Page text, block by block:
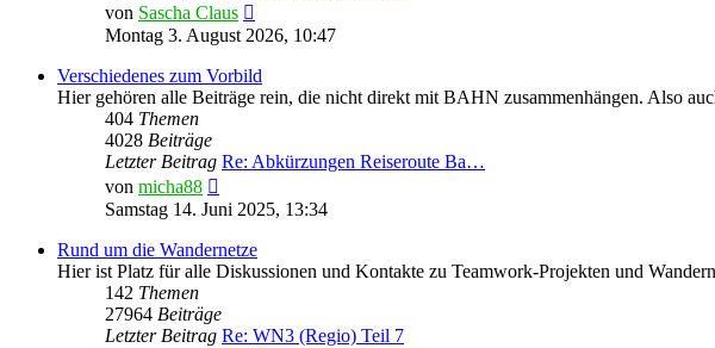
von Sascha Claus
Beitrag
Montag 3. August 2026, 10:47
Verschiedenes zum Vorbild
Hier gehören alle Beiträge rein, die nicht direkt mit BAHN zusammenhängen. Also
404 Themen
4028 Beiträge
Letzter Beitrag Re: Abkürzungen Reiseroute Ba…
von micha88
Beitrag
Samstag 14. Juni 2025, 13:34
Rund um die Wandernetze
Hier ist Platz für alle Diskussionen und Kontakte zu Teamwork-Projekten und
142 Themen
27964 Beiträge
Letzter Beitrag Re: WN3 (Regio) Teil 7